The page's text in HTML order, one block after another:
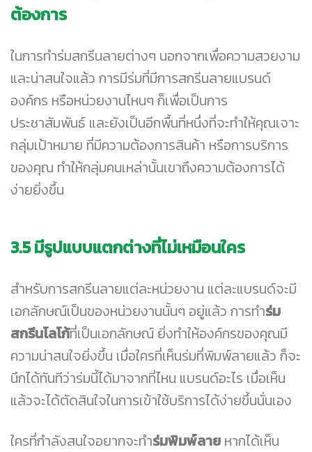
ต้องการ
ในการทำร่มสกรีนลายต่างๆ นอกจากเพื่อความสวยงาม
และน่าสนใจแล้ว การมีร่มที่มีการสกรีนลายแบรนด์
องค์กร หรือหน่วยงานไหนๆ ก็เพื่อเป็นการ
ประชาสัมพันธ์ และยังเป็นอีกพื้นที่หนึ่งที่จะทำให้คุณเจาะ
กลุ่มเป้าหมาย ที่มีความต้องการสินค้า หรือการบริการ
ของคุณ ทำให้กลุ่มคนเหล่านั้นเขาถึงความต้องการได้
ง่ายยิ่งขึ้น
3.5มีรูปแบบแตกต่างที่ไม่เหมือนใคร
สำหรับการสกรีนลายแต่ละหน่วยงาน แต่ละแบรนด์จะมี
เอกลักษณ์เป็นของหน่วยงานนั้นๆ อยู่แล้ว การทำร่ม
สกรีนโลโก้ที่เป็นเอกลักษณ์ ยิ่งทำให้องค์กรของคุณมี
ความน่าสนใจยิ่งขึ้น เมื่อใครที่เห็นร่มที่พิมพ์ลายแล้ว ก็จะ
นึกได้ทันทีว่าร่มนี้ได้มาจากที่ไหน แบรนด์อะไร เมื่อเห็น
แล้วจะได้ตัดสินใจในการเข้าใช้บริการได้ง่ายขึ้นนั่นเอง
ใครที่กำลังสนใจอยากจะทำร่มพิมพ์ลาย หากได้เห็น